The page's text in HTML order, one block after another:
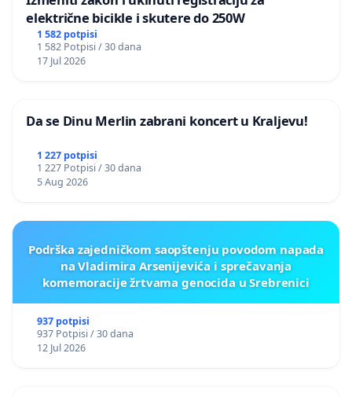
električne bicikle i skutere do 250W
1 582 potpisi
1 582 Potpisi / 30 dana
17 Jul 2026
Da se Dinu Merlin zabrani koncert u Kraljevu!
1 227 potpisi
1 227 Potpisi / 30 dana
5 Aug 2026
Podrška zajedničkom saopštenju povodom napada
na Vladimira Arsenijevića i sprečavanja
komemoracije žrtvama genocida u Srebrenici
937 potpisi
937 Potpisi / 30 dana
12 Jul 2026